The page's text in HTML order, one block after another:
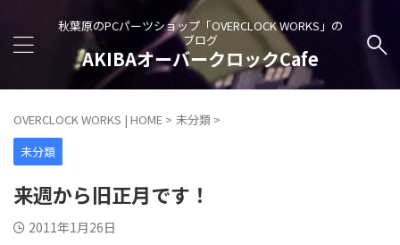
秋葉原のPCパーツショップ「OVERCLOCK WORKS」の
ブログ
AKIBAオーバークロックCafe
OVERCLOCK WORKS | HOME > 未分類 >
未分類
来週から旧正月です！
2011年1月26日